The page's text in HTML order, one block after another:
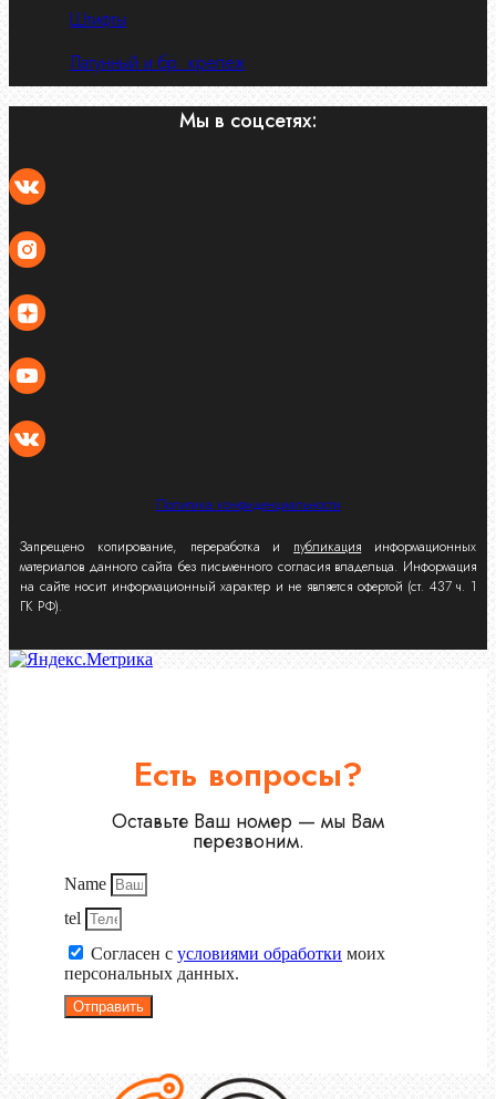
Штифты
Латунный и бр. крепеж
Мы в соцсетях:
Политика конфиденциальности
Запрещено копирование, переработка и публикация информационных
материалов данного сайта без письменного согласия владельца. Информация
на сайте носит информационный характер и не является офертой (ст. 437 ч. 1
ГК РФ).
Есть вопросы?
Оставьте Ваш номер — мы Вам
перезвоним.
Name
tel
Согласен с условиями обработки моих
персональных данных.
Отправить